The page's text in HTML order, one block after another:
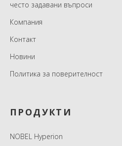
често задавани въпроси
Компания
Контакт
Новини
Политика за поверителност
ПРОДУКТИ
NOBEL Hyperion